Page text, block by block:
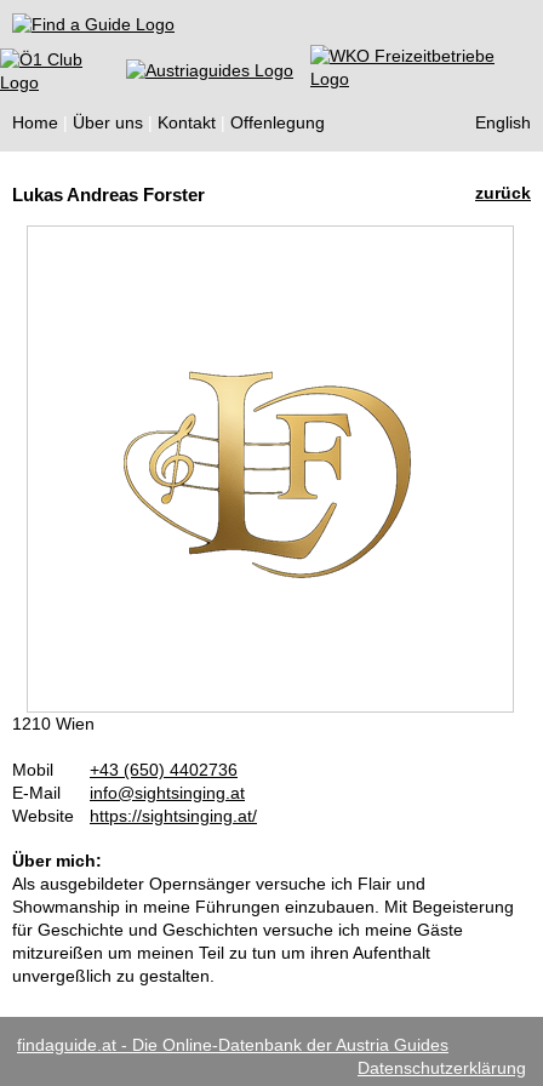
Find a Guide
Home Über uns Kontakt Offenlegung English
Guides
zurück
Lukas Andreas Forster
1210 Wien
Mobil
+43 (650) 4402736
E-Mail
info@sightsinging.at
Website
https://sightsinging.at/
Über mich:
Als ausgebildeter Opernsänger versuche ich Flair und
Showmanship in meine Führungen einzubauen. Mit Begeisterung
für Geschichte und Geschichten versuche ich meine Gäste
mitzureißen um meinen Teil zu tun um ihren Aufenthalt
unvergeßlich zu gestalten.
findaguide.at - Die Online-Datenbank der Austria Guides
Datenschutzerklärung